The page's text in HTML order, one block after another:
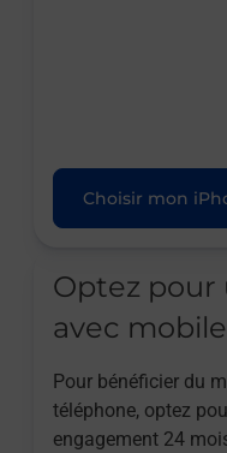
Choisir mon
Optez pour
avec mobile
Pour bénéficier du
téléphone, optez
engagement 24